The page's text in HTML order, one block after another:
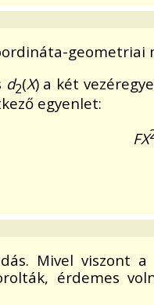
geometriai
d2(X) a két
egyenlet:
FX
Mivel viszont
érdemes